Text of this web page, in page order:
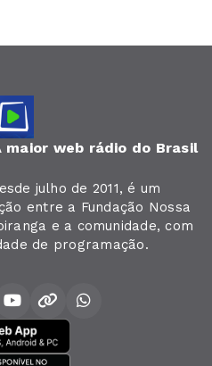
maior web rádio do Brasil
julho de 2011, é um
entre a Fundação Nossa
e a comunidade, com
de programação.